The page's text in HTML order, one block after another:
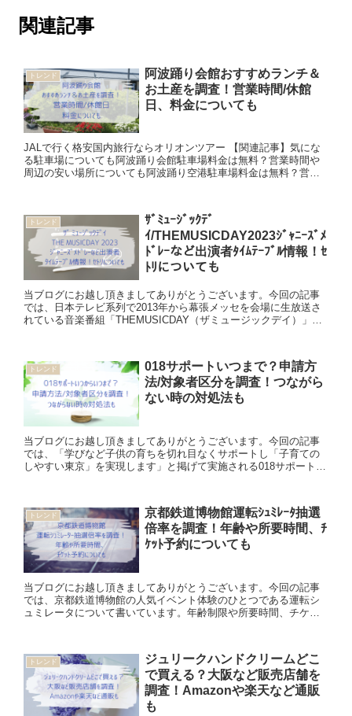
関連記事
トレンド
阿波踊り会館おすすめランチ＆
お土産を調査！営業時間/休館
日、料金についても
JALで行く格安国内旅行ならオリオンツアー 【関連記事】気にな
る駐車場についても阿波踊り会館駐車場料金は無料？営業時間や
周辺の安い場所についても阿波踊り空港駐車場料金は無料？営業
トレンド
ｻﾞﾐｭｰｼﾞｯｸﾃﾞ
ｲ/THEMUSICDAY2023ｼﾞｬﾆｰｽﾞﾒ
ﾄﾞﾚｰなど出演者ﾀｲﾑﾃｰﾌﾞﾙ情報！ｾ
ﾄﾘについても
当ブログにお越し頂きましてありがとうございます。今回の記事
では、日本テレビ系列で2013年から幕張メッセを会場に生放送さ
れている音楽番組「THEMUSICDAY（ザミュージックデイ）」に
トレンド
018サポートいつまで？申請方
法/対象者区分を調査！つながら
ない時の対処法も
当ブログにお越し頂きましてありがとうございます。今回の記事
では、「学びなど子供の育ちを切れ目なくサポートし「子育ての
しやすい東京」を実現します」と掲げて実施される018サポート給
トレンド
京都鉄道博物館運転ｼｭﾐﾚｰﾀ抽選
倍率を調査！年齢や所要時間、ﾁ
ｹｯﾄ予約についても
当ブログにお越し頂きましてありがとうございます。今回の記事
では、京都鉄道博物館の人気イベント体験のひとつである運転シ
ュミレータについて書いています。年齢制限や所要時間、チケッ
トレンド
ジュリークハンドクリームどこ
で買える？大阪など販売店舗を
調査！Amazonや楽天など通販
も